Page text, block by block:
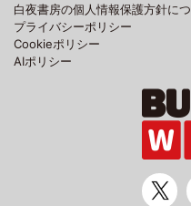
白夜書房の個人情報保護方針に
プライバシーポリシー
Cookieポリシー
AIポリシー